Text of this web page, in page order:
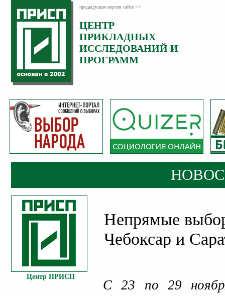
предыдущая версия сайта >>
ЦЕНТР
ПРИКЛАДНЫХ
ИССЛЕДОВАНИЙ И
ПРОГРАММ
Центр ПРИСП
Непрямые
Чебоксар и
С 23 по 29
Категория:
Новости
Опубликовано:
30
Ноябрь
2021